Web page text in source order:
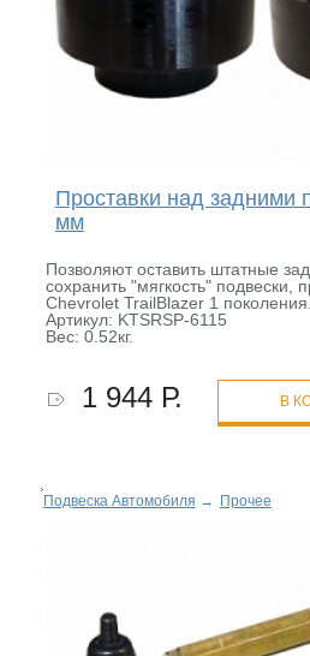
Проставки над задними
мм
Позволяют оставить штатные
сохранить "мягкость"
Chevrolet TrailBlazer 1 поколения.
Артикул: KTSRSP-6115
Вес: 0.52кг.
1 944 Р. В
Подвеска Автомобиля → Прочее